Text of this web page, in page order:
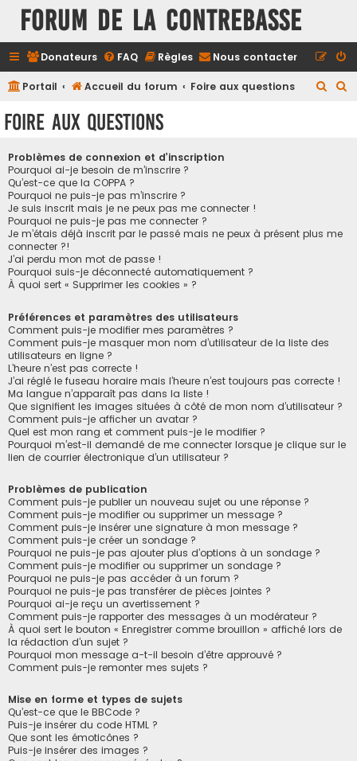
FORUM DE LA CONTREBASSE
Donateurs FAQ Règles Nous contacter
Portail Accueil du forum Foire aux questions
h
Foire aux questions
Problèmes de connexion et d’inscription
Pourquoi ai-je besoin de m’inscrire ?
Qu’est-ce que la COPPA ?
Pourquoi ne puis-je pas m’inscrire ?
Je suis inscrit mais je ne peux pas me connecter !
Pourquoi ne puis-je pas me connecter ?
Je m’étais déjà inscrit par le passé mais ne peux à présent plus me
connecter ?!
J’ai perdu mon mot de passe !
Pourquoi suis-je déconnecté automatiquement ?
À quoi sert « Supprimer les cookies » ?
Préférences et paramètres des utilisateurs
Comment puis-je modifier mes paramètres ?
Comment puis-je masquer mon nom d’utilisateur de la liste des
utilisateurs en ligne ?
L’heure n’est pas correcte !
J’ai réglé le fuseau horaire mais l’heure n’est toujours pas correcte !
Ma langue n’apparaît pas dans la liste !
Que signifient les images situées à côté de mon nom d’utilisateur ?
Comment puis-je afficher un avatar ?
Quel est mon rang et comment puis-je le modifier ?
Pourquoi m’est-il demandé de me connecter lorsque je clique sur le
lien de courrier électronique d’un utilisateur ?
Problèmes de publication
Comment puis-je publier un nouveau sujet ou une réponse ?
Comment puis-je modifier ou supprimer un message ?
Comment puis-je insérer une signature à mon message ?
Comment puis-je créer un sondage ?
Pourquoi ne puis-je pas ajouter plus d’options à un sondage ?
Comment puis-je modifier ou supprimer un sondage ?
Pourquoi ne puis-je pas accéder à un forum ?
Pourquoi ne puis-je pas transférer de pièces jointes ?
Pourquoi ai-je reçu un avertissement ?
Comment puis-je rapporter des messages à un modérateur ?
À quoi sert le bouton « Enregistrer comme brouillon » affiché lors de
la rédaction d’un sujet ?
Pourquoi mon message a-t-il besoin d’être approuvé ?
Comment puis-je remonter mes sujets ?
Mise en forme et types de sujets
Qu’est-ce que le BBCode ?
Puis-je insérer du code HTML ?
Que sont les émoticônes ?
Puis-je insérer des images ?